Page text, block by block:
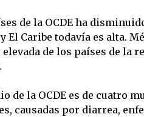
de la OCDE ha
El Caribe todavía es alta.
de los países de la
de la OCDE es de cuatro
causadas por diarrea,